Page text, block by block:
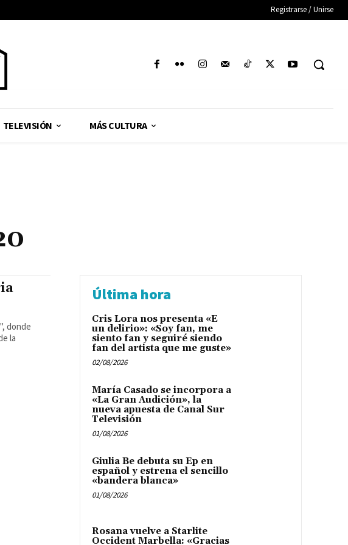
Registrarse / Unirse
TELEVISIÓN MÁS CULTURA
donde
la
Última hora
Cris Lora nos presenta «E
un delirio»: «Soy fan, me
siento fan y seguiré siendo
fan del artista que me guste»
02/08/2026
María Casado se incorpora a
«La Gran Audición», la
nueva apuesta de Canal Sur
Televisión
01/08/2026
Giulia Be debuta su Ep en
español y estrena el sencillo
«bandera blanca»
01/08/2026
Rosana vuelve a Starlite
Occident Marbella: «Gracias